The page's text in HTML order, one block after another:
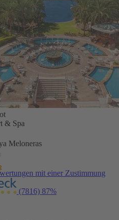
& Spa
Meloneras
mit einer Zustimmung
(7816) 87%